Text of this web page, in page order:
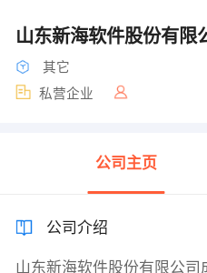
山东新海软件股份有限
其它
私营企业
公司主页
公司介绍
山东新海软件股份有限公司